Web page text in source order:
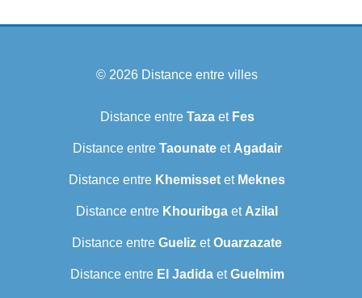
© 2026 Distance entre villes
Distance entre Tazaet Fes
Distance entre Taounateet Agadair
Distance entre Khemisset et Meknes
Distance entre Khouribga et Azilal
Distance entre Gueliz etOuarzazate
Distance entre El JadidaetGuelmim